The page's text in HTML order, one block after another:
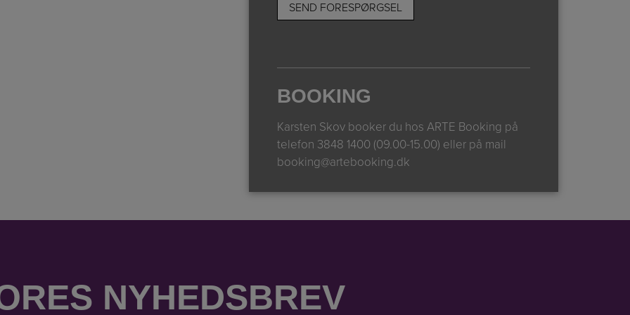
BOOKING
Karsten Skov booker du hos ARTE Booking på
telefon 3848 1400 (09.00-15.00) eller på mail
booking@artebooking.dk
NYHEDSBREV